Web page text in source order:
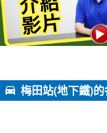
梅田站(地下鐵)